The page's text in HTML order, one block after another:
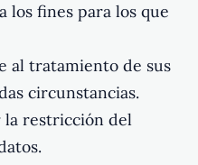
los fines para los que
al tratamiento de sus
circunstancias.
la restricción del